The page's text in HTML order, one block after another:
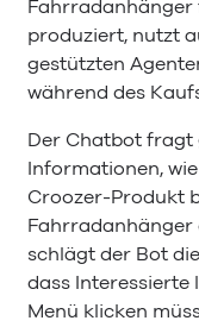
produziert, nutzt
gestützten
während des
Der Chatbot fragt
Informationen,
Croozer-Produkt
Fahrradanhänger
schlägt der Bot
dass Interessierte
Menü klicken